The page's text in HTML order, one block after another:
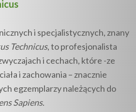
i specjalistycznych, znany
Technicus, to profesjonalista
i cechach, które -ze
i zachowania – znacznie
egzemplarzy należących do
Sapiens.